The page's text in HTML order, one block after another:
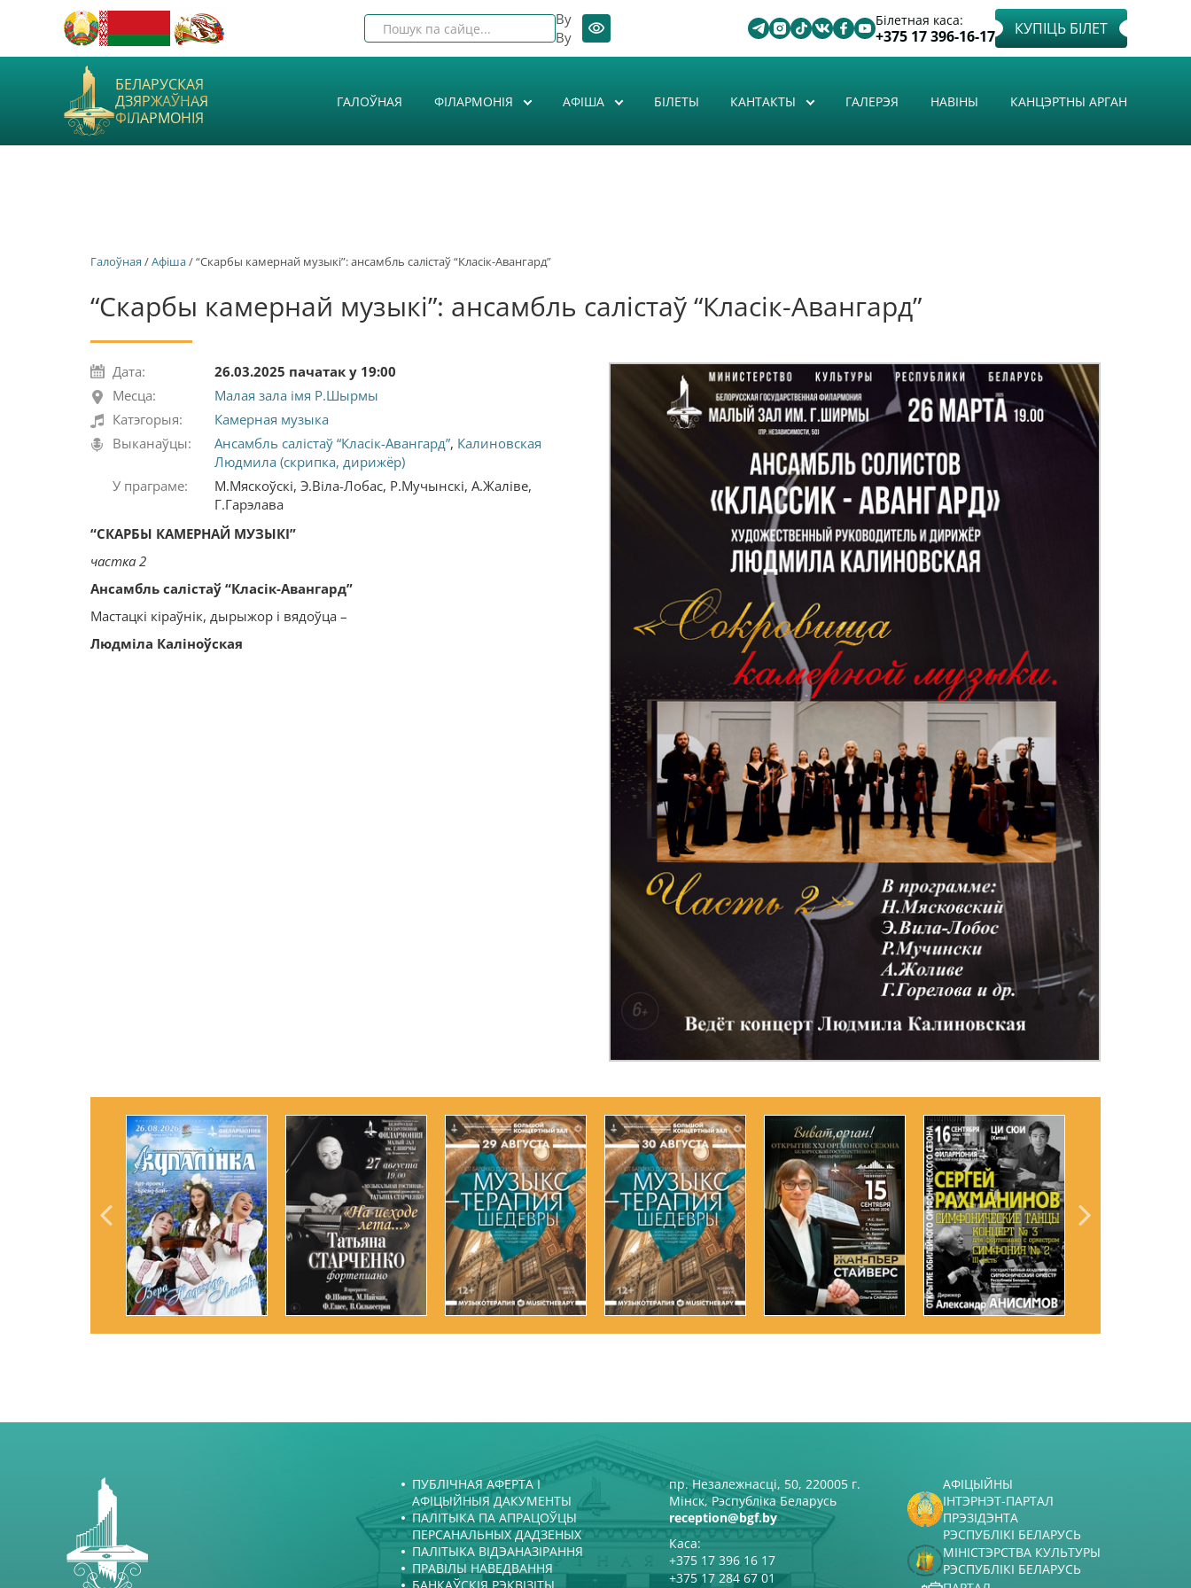
Білетная каса:
+375 17 396-16-17 КУПІЦЬ БІЛЕТ
By
By
БЕЛАРУСКАЯ
ДЗЯРЖАЎНАЯ
ФІЛАРМОНІЯ
ГАЛОЎНАЯ ФІЛАРМОНІЯ АФIША БІЛЕТЫ КАНТАКТЫ ГАЛЕРЭЯ НАВІНЫ КАНЦЭРТНЫ АРГАН
Галоўная /Афiша/ “Скарбы камернай музыкі”: ансамбль салістаў “Класік-Авангард”
“Скарбы камернай музыкі”: ансамбль салістаў “Класік-Авангард”
Дата:
26.03.2025 пачатак у 19:00
Месца:
Малая зала імя Р.Шырмы
Катэгорыя:
Камерная музыка
Выканаўцы:
Ансамбль салістаў “Класік-Авангард”, Калиновская
Людмила (скрипка, дирижёр)
У праграме:
М.Мяскоўскі, Э.Віла-Лобас, Р.Мучынскі, А.Жаліве,
Г.Гарэлава
“СКАРБЫ КАМЕРНАЙ МУЗЫКІ”
частка 2
Ансамбль салістаў “Класік-Авангард”
Мастацкі кіраўнік, дырыжор і вядоўца –
Людміла Каліноўская
ПУБЛІЧНАЯ АФЕРТА І
АФІЦЫЙНЫЯ ДАКУМЕНТЫ
ПАЛІТЫКА ПА АПРАЦОЎЦЫ
ПЕРСАНАЛЬНЫХ ДАДЗЕНЫХ
ПАЛІТЫКА ВІДЭАНАЗІРАННЯ
ПРАВІЛЫ НАВЕДВАННЯ
пр. Незалежнасці, 50, 220005 г.
Мінск, Рэспубліка Беларусь
reception@bgf.by
Каса:
+375 17 396 16 17
+375 17 284 67 01
АФІЦЫЙНЫ
ІНТЭРНЭТ-ПАРТАЛ
ПРЭЗІДЭНТА
РЭСПУБЛІКІ БЕЛАРУСЬ
МІНІСТЭРСТВА КУЛЬТУРЫ
РЭСПУБЛІКІ БЕЛАРУСЬ